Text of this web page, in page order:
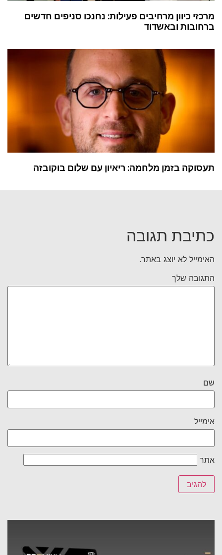
מרכזי כיוון מרחיבים פעילות: נחנכו סניפים חדשים
ברחובות ובאשדוד
תעסוקה בזמן מלחמה: ריאיון עם שלום בוקובזה
כתיבת תגובה
האימייל לא יוצג באתר.
התגובה שלך
שם
אימייל
אתר